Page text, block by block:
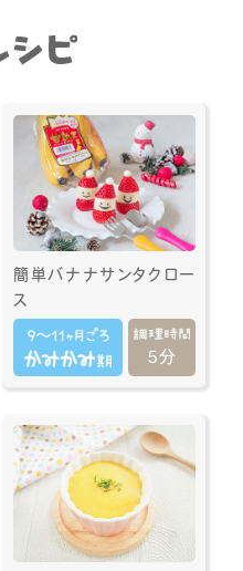
簡単バナナサンタクロー
ス
5分